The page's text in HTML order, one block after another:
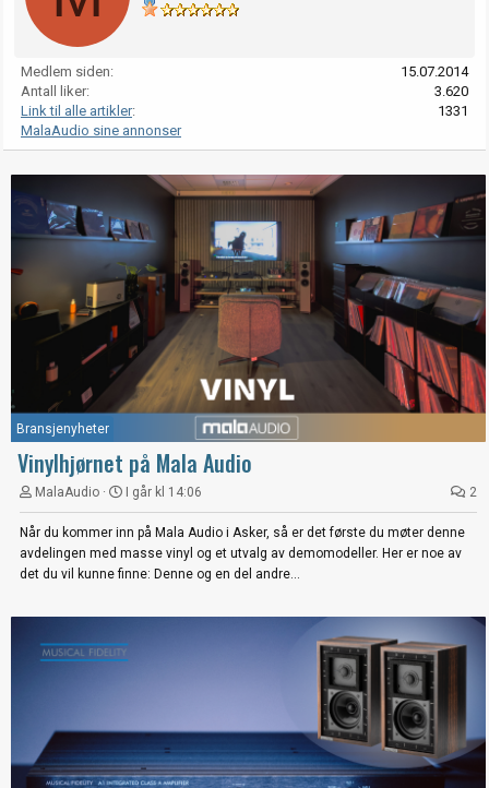
Medlem siden
15.07.2014
Antall liker
3.620
Link til alle artikler
1331
MalaAudio sine annonser
Bransjenyheter
Vinylhjørnet på Mala Audio
MalaAudio I går kl 14:06 2
Når du kommer inn på Mala Audio i Asker, så er det første du møter denne
avdelingen med masse vinyl og et utvalg av demomodeller. Her er noe av
det du vil kunne finne: Denne og en del andre...